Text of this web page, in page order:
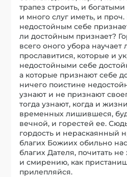
трапез строить, и
и много слуг иметь, и
недостойным себе
ли достойным признает?
всего оного убора
прославитися, которые и
недостойными себе
а которые признают себе
ничего поистине
узнают и не признают
тогда узнают, когда и
временных лишившеся,
вечной, и горестей ее.
гордость и нераскаянный
благих Божиих обильно
благих Дателя, почитать
и смирению, как
прилепляйся.